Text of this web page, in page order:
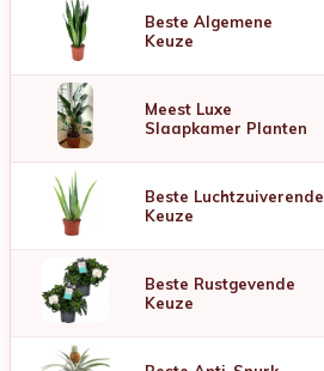
Beste Algemene
Keuze
Meest Luxe
Slaapkamer Planten
Beste Luchtzuiverende
Keuze
Beste Rustgevende
Keuze